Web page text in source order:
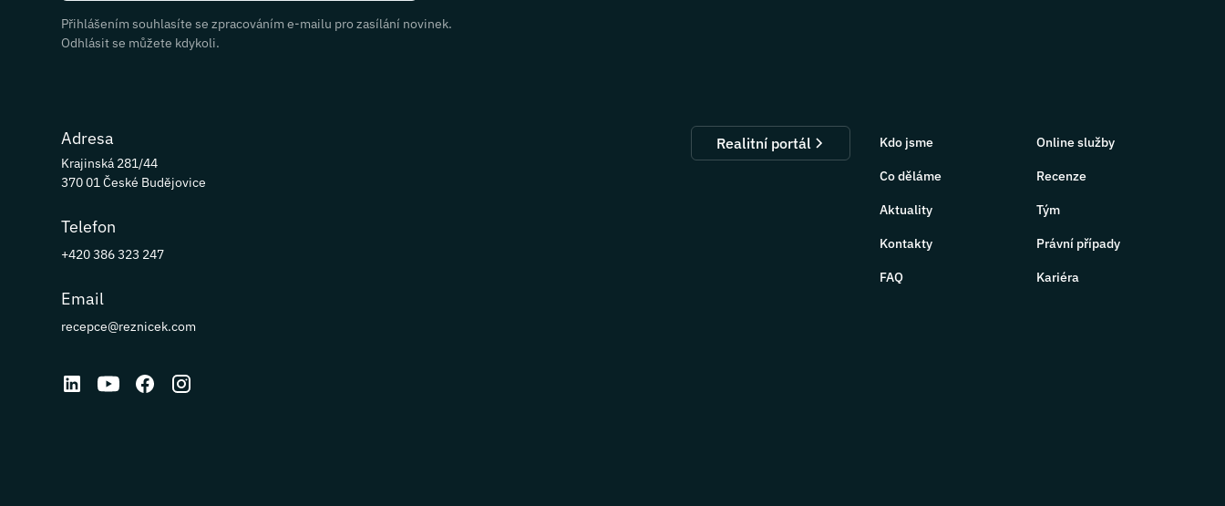
Přihlášením souhlasíte se zpracováním e-mailu pro zasílání novinek.
Odhlásit se můžete kdykoli.
Adresa
Krajinská 281/44
370 01 České Budějovice
Telefon
+420 386 323 247
Email
recepce@reznicek.com
Realitní portál Kdo jsme
Co děláme
Aktuality
Kontakty
FAQ
Online služby
Recenze
Tým
Právní případy
Kariéra